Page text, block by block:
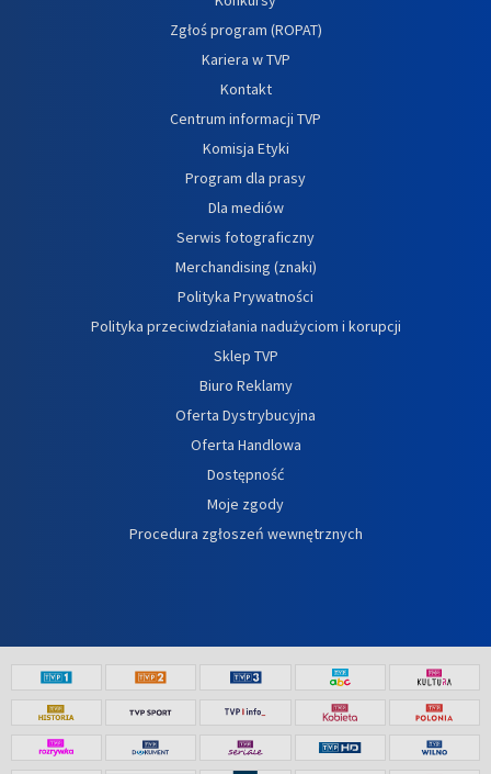
Zgłoś program (ROPAT)
Kariera w TVP
Kontakt
Centrum informacji TVP
Komisja Etyki
Program dla prasy
Dla mediów
Serwis fotograficzny
Merchandising (znaki)
Polityka Prywatności
Polityka przeciwdziałania nadużyciom i korupcji
Sklep TVP
Biuro Reklamy
Oferta Dystrybucyjna
Oferta Handlowa
Dostępność
Moje zgody
Procedura zgłoszeń wewnętrznych